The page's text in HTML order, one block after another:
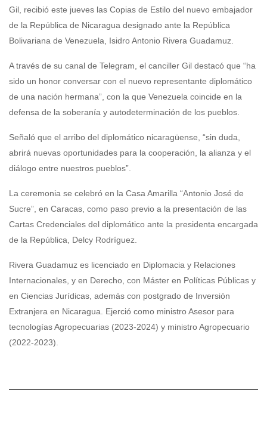
Gil, recibió este jueves las Copias de Estilo del nuevo embajador
de la República de Nicaragua designado ante la República
Bolivariana de Venezuela, Isidro Antonio Rivera Guadamuz.
A través de su canal de Telegram, el canciller Gil destacó que “ha
sido un honor conversar con el nuevo representante diplomático
de una nación hermana”, con la que Venezuela coincide en la
defensa de la soberanía y autodeterminación de los pueblos.
Señaló que el arribo del diplomático nicaragüense, “sin duda,
abrirá nuevas oportunidades para la cooperación, la alianza y el
diálogo entre nuestros pueblos”.
La ceremonia se celebró en la Casa Amarilla “Antonio José de
Sucre”, en Caracas, como paso previo a la presentación de las
Cartas Credenciales del diplomático ante la presidenta encargada
de la República, Delcy Rodríguez.
Rivera Guadamuz es licenciado en Diplomacia y Relaciones
Internacionales, y en Derecho, con Máster en Políticas Públicas y
en Ciencias Jurídicas, además con postgrado de Inversión
Extranjera en Nicaragua. Ejerció como ministro Asesor para
tecnologías Agropecuarias (2023-2024) y ministro Agropecuario
(2022-2023).